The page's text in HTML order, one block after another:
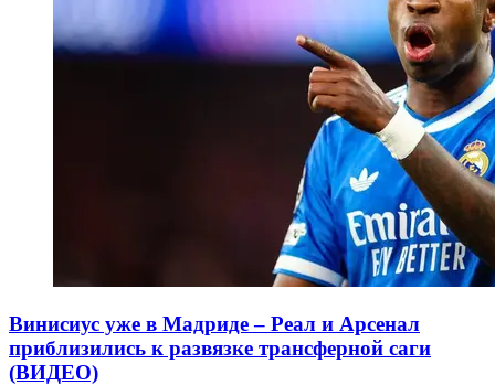
Винисиус уже в Мадриде – Реал и Арсенал
приблизились к развязке трансферной саги
(ВИДЕО)